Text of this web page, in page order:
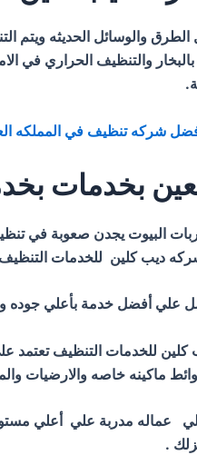
والوسائل الحديثه ويتم
والتنظيف الحراري في
تنظيف في المملكه العربية
بخدمات
البيوت يجدن صعوبة في
ديب كلين للخدمات
أفضل خدمة بأعلي جوده
للخدمات التنظيف تعتمد
ماكينه خاصه والارضيات
عماله مدربة علي أعلي
.